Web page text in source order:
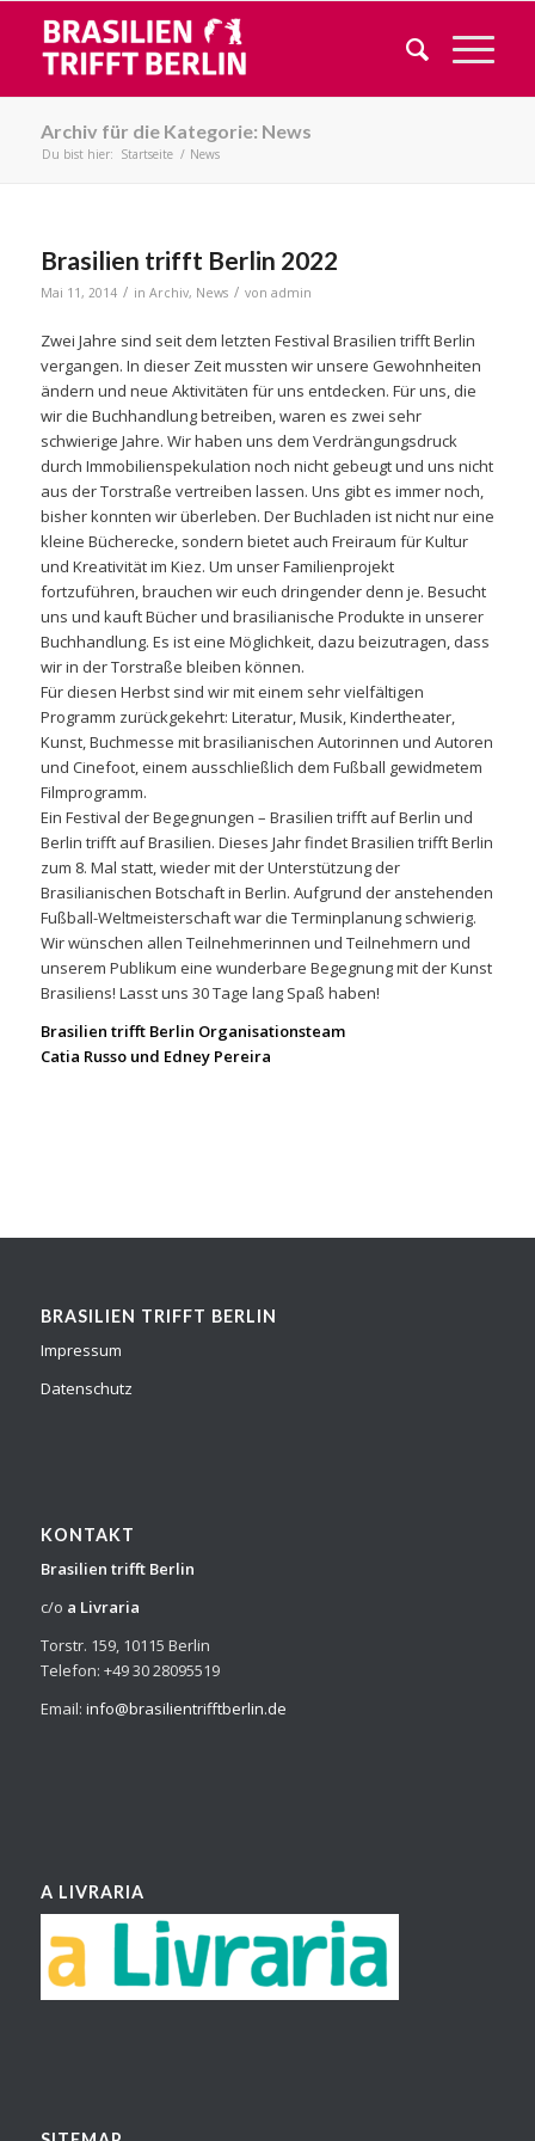
Archiv für die Kategorie: News
Du bist hier: Startseite / News
Brasilien trifft Berlin 2022
Mai 11, 2014 / in Archiv, News / von admin
Zwei Jahre sind seit dem letzten Festival Brasilien trifft Berlin
vergangen. In dieser Zeit mussten wir unsere Gewohnheiten
ändern und neue Aktivitäten für uns entdecken. Für uns, die
wir die Buchhandlung betreiben, waren es zwei sehr
schwierige Jahre. Wir haben uns dem Verdrängungsdruck
durch Immobilienspekulation noch nicht gebeugt und uns nicht
aus der Torstraße vertreiben lassen. Uns gibt es immer noch,
bisher konnten wir überleben. Der Buchladen ist nicht nur eine
kleine Bücherecke, sondern bietet auch Freiraum für Kultur
und Kreativität im Kiez. Um unser Familienprojekt
fortzuführen, brauchen wir euch dringender denn je. Besucht
uns und kauft Bücher und brasilianische Produkte in unserer
Buchhandlung. Es ist eine Möglichkeit, dazu beizutragen, dass
wir in der Torstraße bleiben können.
Für diesen Herbst sind wir mit einem sehr vielfältigen
Programm zurückgekehrt: Literatur, Musik, Kindertheater,
Kunst, Buchmesse mit brasilianischen Autorinnen und Autoren
und Cinefoot, einem ausschließlich dem Fußball gewidmetem
Filmprogramm.
Ein Festival der Begegnungen – Brasilien trifft auf Berlin und
Berlin trifft auf Brasilien. Dieses Jahr findet Brasilien trifft Berlin
zum 8. Mal statt, wieder mit der Unterstützung der
Brasilianischen Botschaft in Berlin. Aufgrund der anstehenden
Fußball-Weltmeisterschaft war die Terminplanung schwierig.
Wir wünschen allen Teilnehmerinnen und Teilnehmern und
unserem Publikum eine wunderbare Begegnung mit der Kunst
Brasiliens! Lasst uns 30 Tage lang Spaß haben!
Brasilien trifft Berlin Organisationsteam
Catia Russo und Edney Pereira
BRASILIEN TRIFFT BERLIN
Impressum
Datenschutz
KONTAKT
Brasilien trifft Berlin
c/o a Livraria
Torstr. 159, 10115 Berlin
Telefon: +49 30 28095519
Email: info@brasilientrifftberlin.de
A LIVRARIA